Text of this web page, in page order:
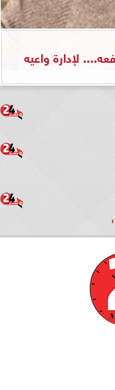
لإدارة واعيه